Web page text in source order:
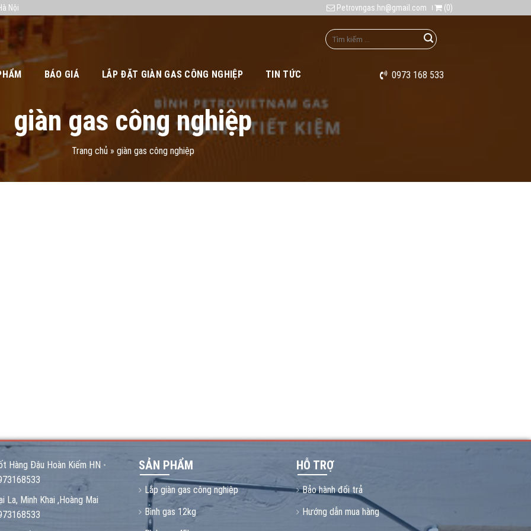
Nội Petrovngas.hn@gmail.com (0)
BÁO GIÁ LẮP ĐẶT GIÀN GAS CÔNG NGHIỆP TIN TỨC 0973 168 533
giàn gas công nghiệp
Trang chủ» giàn gas công nghiệp
Hàng Đậu Hoàn Kiếm HN -
La, Minh Khai ,Hoàng Mai
SẢN PHẨM
Lắp giàn gas công nghiệp
Bình gas 12kg
HỖ TRỢ
Bảo hành đổi trả
Hướng dẫn mua hàng